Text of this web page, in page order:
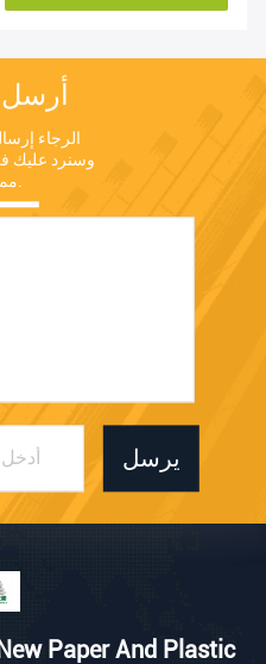
ممكن.
يرسل
Paper And Plastic